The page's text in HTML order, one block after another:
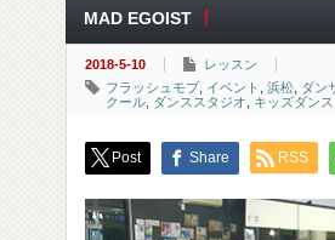
MAD EGOIST
2018-5-10
レッスン
フラッシュモブ イベント 浜松 ダン
クール ダンススタジオ キッズダンス
Post Share RSS